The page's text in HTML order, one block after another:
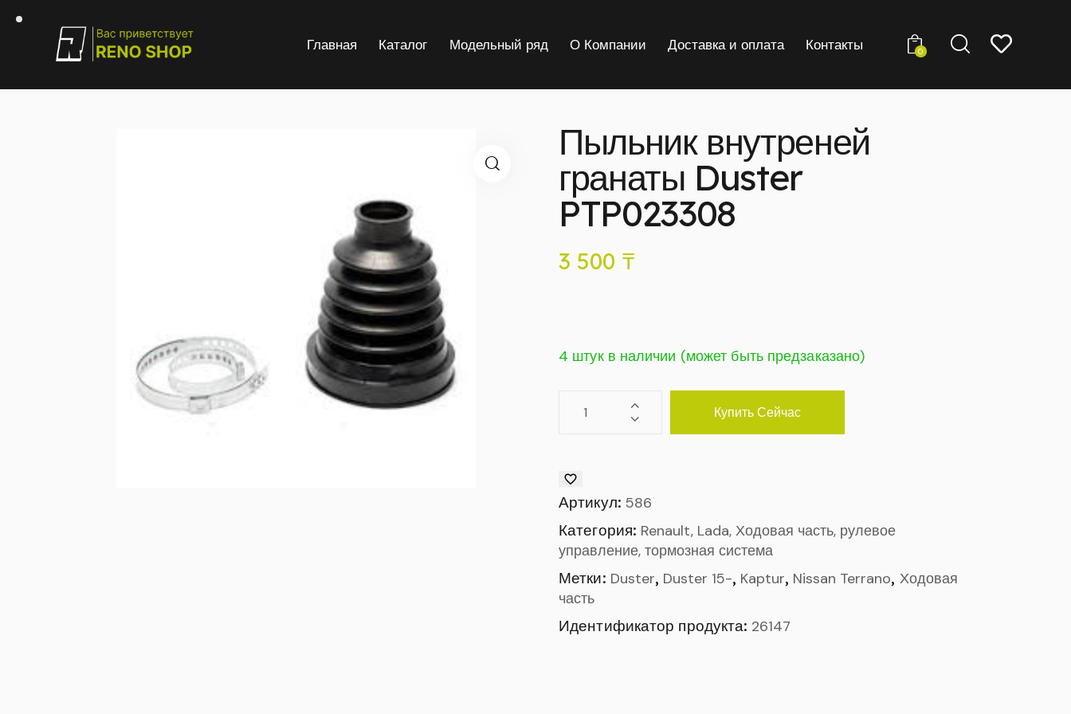
Главная Каталог Модельный ряд О Компании Доставка и оплата Контакты 0
Пыльник внутреней
гранаты Duster
PTP023308
3 500 ₸
4 штук в наличии (может быть предзаказано)
Купить Сейчас
Артикул: 586
Категория: Renault, Lada, Ходовая часть, рулевое
управление, тормозная система
Метки: Duster, Duster 15-, Kaptur, Nissan Terrano, Ходовая
часть
Идентификатор продукта: 26147